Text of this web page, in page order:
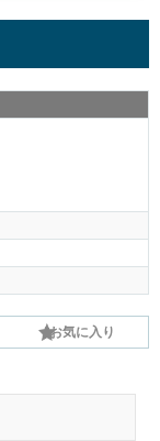
お気に入り